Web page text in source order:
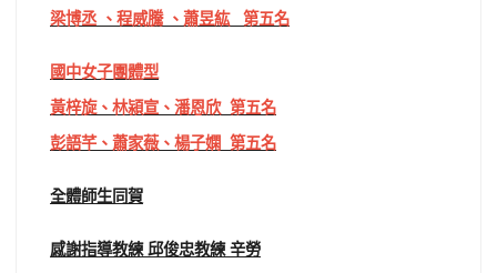
梁博丞 、程威騰 、蕭昱紘 第五名
國中女子團體型
黃梓旋、林潁宣、潘恩欣 第五名
彭語芊、蕭家薇、楊子嫻 第五名
全體師生同賀
感謝指導教練 邱俊忠教練 辛勞